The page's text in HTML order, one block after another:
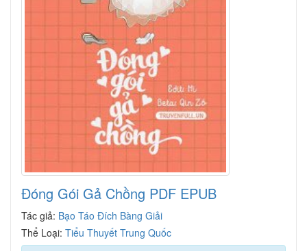
Đóng Gói Gả Chồng PDF EPUB
Tác giả: Bạo Táo Đích Bàng Giải
Thể Loại: Tiểu Thuyết Trung Quốc